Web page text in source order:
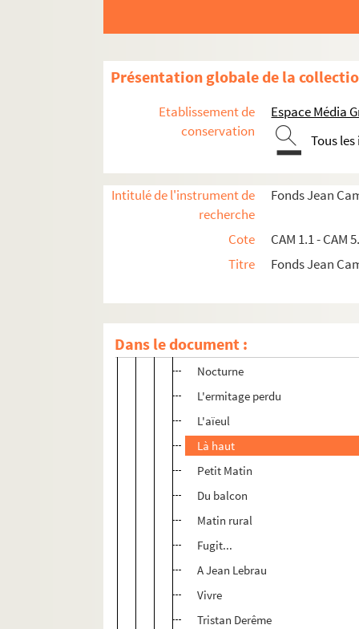
Présentation globale de la
Etablissement de
conservation
Espace Média
Tous
Intitulé de l'instrument de
recherche
Fonds Jean
Cote
CAM 1.1 - CAM
Titre
Fonds Jean
Dans le document :
Poème sans titre
Paris 1905
Le soufrage
La Tête du Comte
Octobre
Au Christ-Roi
Nocturne
L'ermitage perdu
L'aïeul
Là haut
Petit Matin
Du balcon
Matin rural
Fugit...
A Jean Lebrau
Vivre
Tristan Derême